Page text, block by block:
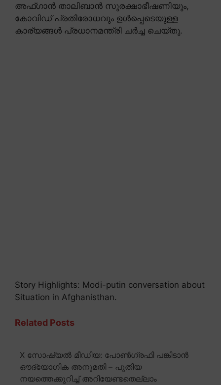
അഫ്ഗാൻ താലിബാൻ സുരക്ഷാഭീഷണിയും,
കോവിഡ് പ്രതിരോധവും ഉൾപ്പെടെയുള്ള
കാര്യങ്ങൾ പ്രധാനമന്ത്രി ചർച്ച ചെയ്തു.
Story Highlights: Modi-putin conversation about
Situation in Afghanisthan.
Related Posts
X സോഷ്യൽ മീഡിയ: പോൺഗ്രഫി പങ്കിടാൻ
ഔദ്യോഗിക അനുമതി – പുതിയ
നയത്തെക്കുറിച്ച് അറിയേണ്ടതെല്ലാം